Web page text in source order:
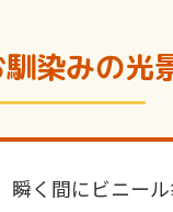
染みの光
く間にビニール